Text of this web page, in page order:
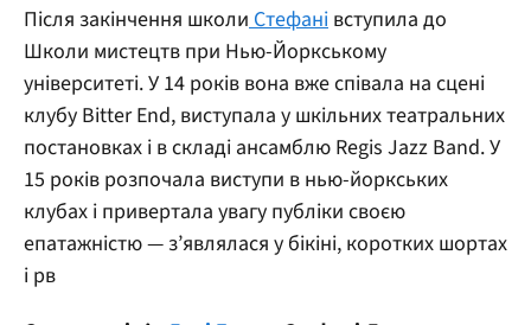
Після закінчення школиСтефані вступила до
Школи мистецтв при Нью-Йоркському
університеті. У 14 років вона вже співала на сцені
клубу Bitter End, виступала у шкільних театральних
постановках і в складі ансамблю Regis Jazz Band. У
15 років розпочала виступи в нью-йоркських
клубах і привертала увагу публіки своєю
епатажністю — з’являлася у бікіні, коротких шортах
і рв